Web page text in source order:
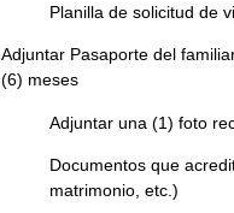
Planilla de solicitud de
Adjuntar Pasaporte del
(6) meses
Adjuntar una (1) foto
Documentos que
matrimonio, etc.)